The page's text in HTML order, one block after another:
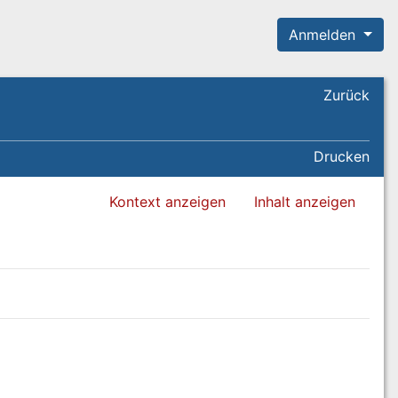
Anmelden
Zurück
Drucken
Kontext anzeigen Inhalt anzeigen